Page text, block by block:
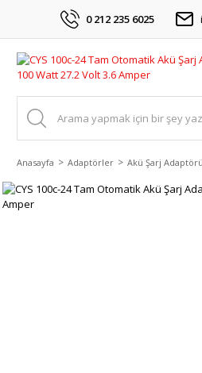
0 212 235 6025
Anasayfa Adaptörler Akü Şarj